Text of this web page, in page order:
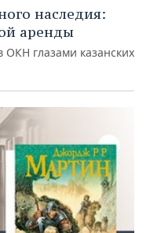
наследия:
аренды
глазами казанских